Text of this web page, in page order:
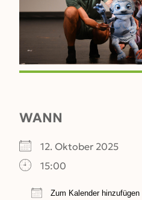
WANN
12. Oktober 2025
15:00
Zum Kalender hinzufügen